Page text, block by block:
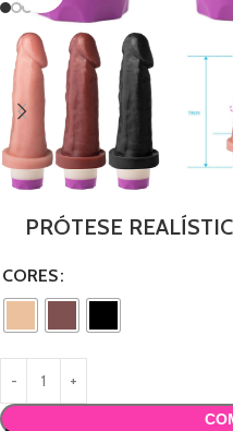
PRÓTESE
CORES